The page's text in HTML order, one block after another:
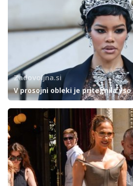
Zadovoljna.si
V prosojni obleki je pritegnila